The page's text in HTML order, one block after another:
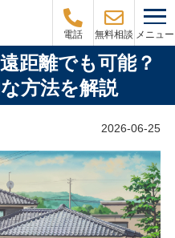
電話 無料相談 メニュー
距離でも可能？
方法を解説
2026-06-25